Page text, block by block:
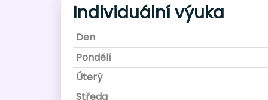
Individuální výuka
Den
Pondělí
Úterý
Středa